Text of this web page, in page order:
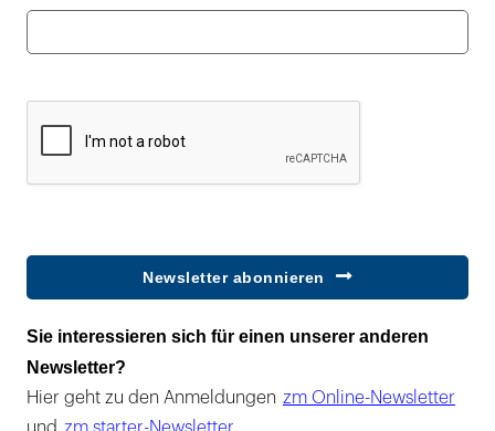
Newsletter abonnieren
Sie interessieren sich für einen unserer anderen
Newsletter?
Hier geht zu den Anmeldungen zm Online-Newsletter